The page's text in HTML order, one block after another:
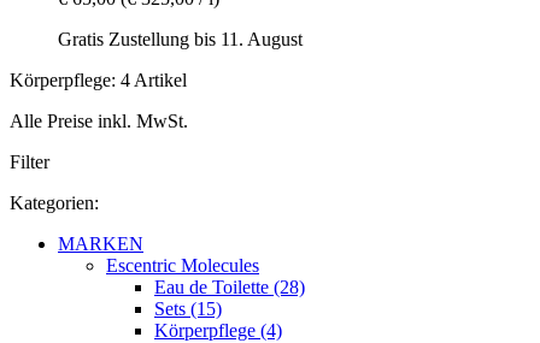
Gratis Zustellung bis 11. August
Körperpflege: 4 Artikel
Alle Preise inkl. MwSt.
Filter
Kategorien:
MARKEN
Escentric Molecules
Eau de Toilette (28)
Sets (15)
Körperpflege (4)